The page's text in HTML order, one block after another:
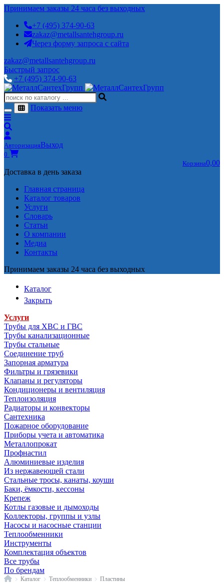
Принимаем заказы 24 часа без выходных
+7 (495) 374-90-63
zakaz@metallsantehgroup.ru
Через форму запроса с сайта
zakaz@metallsantehgroup.ru
Быстрый запрос
+7 (495) 374-90-63
Показать меню
АвторизацияВыход
0
Корзина0,00
Доставка в день заказа
Главная страница
Каталог товаров
Услуги
Словарь
Статьи
О компании
Медиа
Контакты
Принимаем заказы 24 часа без выходных
Каталог
Закрыть
Услуги
Трубы для ХВС и ГВС
Трубы канализационные
Трубы стальные
Соединение труб
Запорная арматура
Фильтры и грязевики
Клапаны и регуляторы
Кондиционеры и вентиляция
Теплоизоляция
Радиаторы и конвекторы
Сантехника
Пожарное оборудование
Приборы учета и автоматика
Металлопрокат
Профнастил
Алюминиевые изделия
Из нержавеющей стали
Стальные тросы, канаты, коуши
Баки, ёмкости, кессоны
Крепеж
Котлы газовые и дымоходы
Коллекторы, группы и узлы
Насосы и насосные станции
Теплообменники
Инструменты
Комплектация объектов
Все трубы
По брендам
ГлавнаяКаталог Теплообменники Пластины